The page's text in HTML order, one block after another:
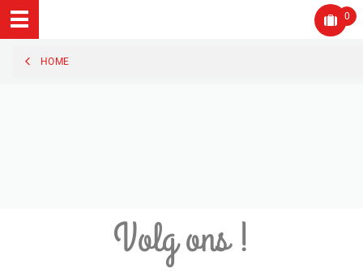
0
HOME
Volg ons !